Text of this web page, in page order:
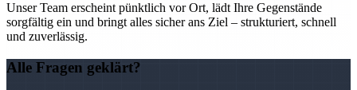
Unser Team erscheint pünktlich vor Ort, lädt Ihre Gegenstände
sorgfältig ein und bringt alles sicher ans Ziel – strukturiert, schnell
und zuverlässig.
Alle Fragen geklärt?